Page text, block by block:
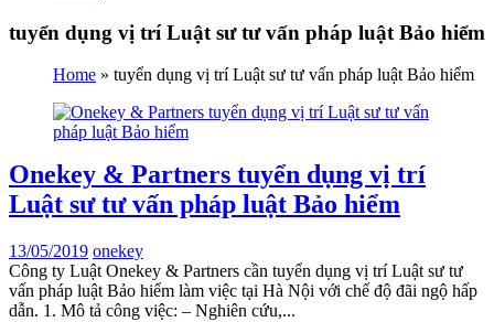
tuyển dụng vị trí Luật sư tư vấn pháp luật Bảo hiểm
Home » tuyển dụng vị trí Luật sư tư vấn pháp luật Bảo hiểm
Onekey & Partners tuyển dụng vị trí
Luật sư tư vấn pháp luật Bảo hiểm
13/05/2019 onekey
Công ty Luật Onekey & Partners cần tuyển dụng vị trí Luật sư tư
vấn pháp luật Bảo hiểm làm việc tại Hà Nội với chế độ đãi ngộ hấp
dẫn. 1. Mô tả công việc: – Nghiên cứu,...